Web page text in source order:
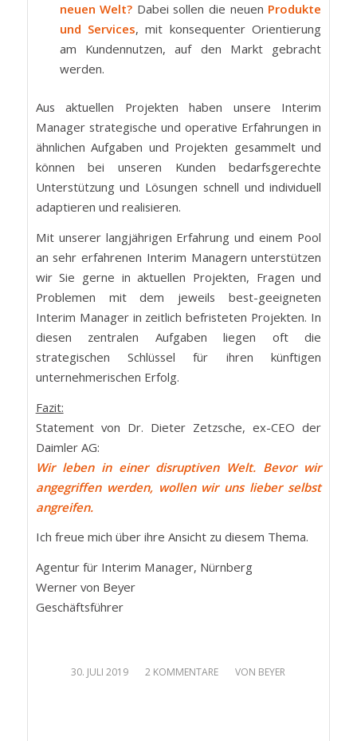
neuen Welt? Dabei sollen die neuen Produkte
und Services, mit konsequenter Orientierung
am Kundennutzen, auf den Markt gebracht
werden.
Aus aktuellen Projekten haben unsere Interim
Manager strategische und operative Erfahrungen in
ähnlichen Aufgaben und Projekten gesammelt und
können bei unseren Kunden bedarfsgerechte
Unterstützung und Lösungen schnell und individuell
adaptieren und realisieren.
Mit unserer langjährigen Erfahrung und einem Pool
an sehr erfahrenen Interim Managern unterstützen
wir Sie gerne in aktuellen Projekten, Fragen und
Problemen mit dem jeweils best-geeigneten
Interim Manager in zeitlich befristeten Projekten. In
diesen zentralen Aufgaben liegen oft die
strategischen Schlüssel für ihren künftigen
unternehmerischen Erfolg.
Fazit:
Statement von Dr. Dieter Zetzsche, ex-CEO der
Daimler AG:
Wir leben in einer disruptiven Welt. Bevor wir
angegriffen werden, wollen wir uns lieber selbst
angreifen.
Ich freue mich über ihre Ansicht zu diesem Thema.
Agentur für Interim Manager, Nürnberg
Werner von Beyer
Geschäftsführer
30. JULI 2019
/ 2 KOMMENTARE
/ VON BEYER